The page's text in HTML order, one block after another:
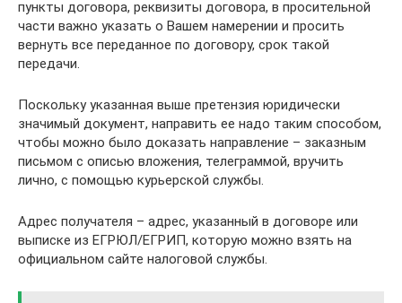
пункты договора, реквизиты договора, в просительной
части важно указать о Вашем намерении и просить
вернуть все переданное по договору, срок такой
передачи.
Поскольку указанная выше претензия юридически
значимый документ, направить ее надо таким способом,
чтобы можно было доказать направление – заказным
письмом с описью вложения, телеграммой, вручить
лично, с помощью курьерской службы.
Адрес получателя – адрес, указанный в договоре или
выписке из ЕГРЮЛ/ЕГРИП, которую можно взять на
официальном сайте налоговой службы.